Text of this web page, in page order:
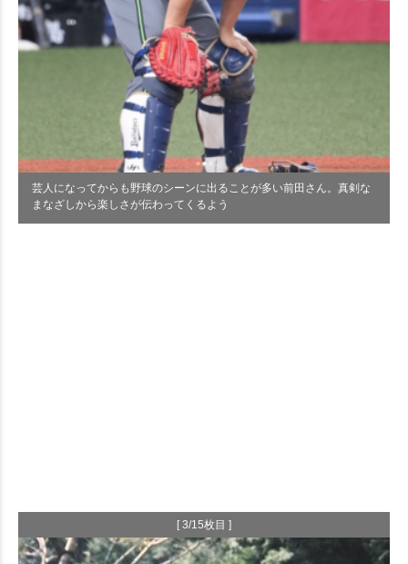
芸人になってからも野球のシーンに出ることが多い前田さん。真剣な
まなざしから楽しさが伝わってくるよう
[ 3/15枚目 ]